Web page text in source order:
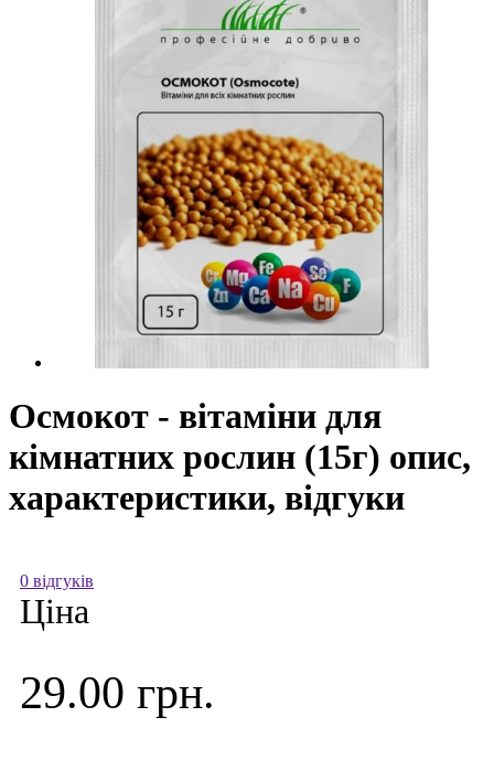
Осмокот - вітаміни для
кімнатних рослин (15г) опис,
характеристики, відгуки
0 відгуків
Ціна
29.00 грн.